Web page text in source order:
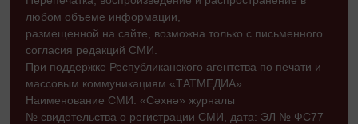
любом объеме информации,
размещенной на сайте, возможна только с письменного
согласия редакций СМИ.
При поддержке Республиканского агентства по печати и
массовым коммуникациям «ТАТМЕДИА».
Наименование СМИ: «Сәхнә» журналы
№ свидетельства о регистрации СМИ, дата: ЭЛ № ФС77